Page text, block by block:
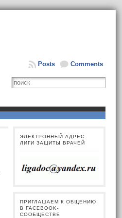
Comments
Posts
ЭЛЕКТРОННЫЙ АДРЕС
ЛИГИ ЗАЩИТЫ ВРАЧЕЙ
ПРИГЛАШАЕМ К ОБЩЕНИЮ
В FACEBOOK-
СООБЩЕСТВЕ